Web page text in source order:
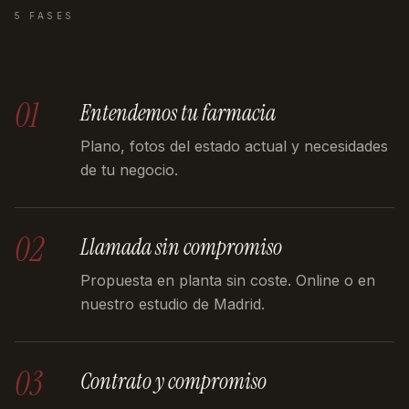
5 FASES
01 Entendemos tu farmacia
Plano, fotos del estado actual y necesidades
de tu negocio.
02 Llamada sin compromiso
Propuesta en planta sin coste. Online o en
nuestro estudio de Madrid.
03 Contrato y compromiso